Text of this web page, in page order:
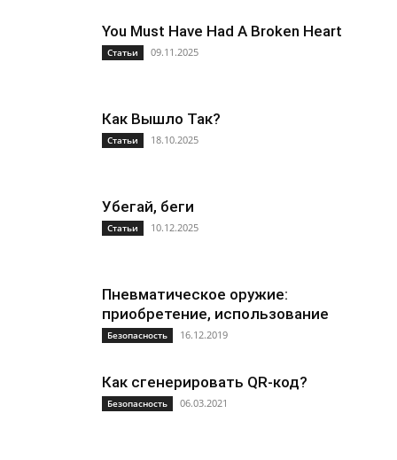
You Must Have Had A Broken Heart
Статьи 09.11.2025
Как Вышло Так?
Статьи 18.10.2025
Убегай, беги
Статьи 10.12.2025
Пневматическое оружие:
приобретение, использование
Безопасность 16.12.2019
Как сгенерировать QR-код?
Безопасность 06.03.2021